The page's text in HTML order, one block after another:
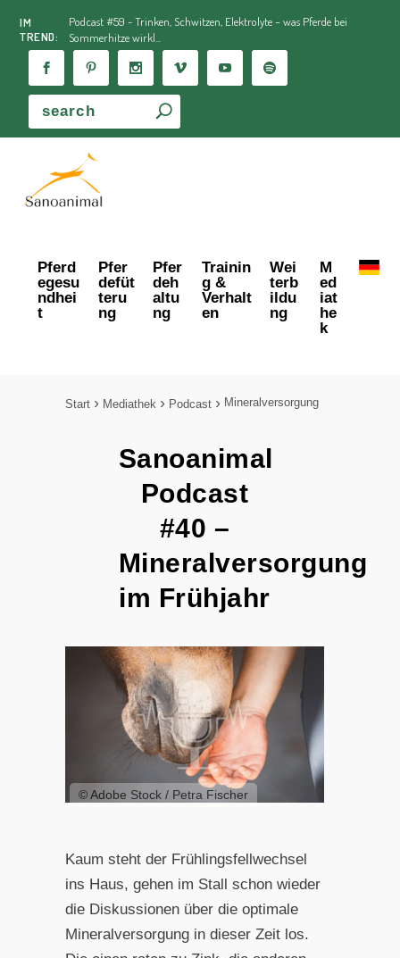
IM
TREND:
Podcast #59 - Trinken, Schwitzen, Elektrolyte – was Pferde bei
Sommerhitze wirkl...
Pferd
egesu
ndhei
t
Pfer
defüt
teru
ng
Pfer
deh
altu
ng
Trainin
g &
Verhalt
en
Wei
terb
ildu
ng
M
ed
iat
he
k
Start Mediathek Podcast Mineralversorgung
Sanoanimal
Podcast
#40 –
Mineralversorgung
im Frühjahr
©️ Adobe Stock / Petra Fischer
Kaum steht der Frühlingsfellwechsel
ins Haus, gehen im Stall schon wieder
die Diskussionen über die optimale
Mineralversorgung in dieser Zeit los.